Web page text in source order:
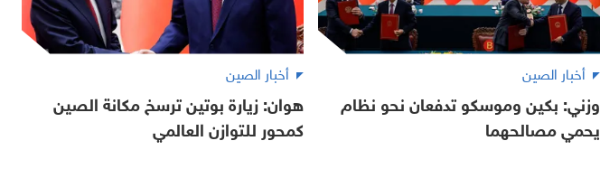
أخبار الصين
وزني: بكين وموسكو تدفعان نحو نظام
يحمي مصالحهما
أخبار الصين
هوان: زيارة بوتين ترسخ مكانة الصين
كمحور للتوازن العالمي